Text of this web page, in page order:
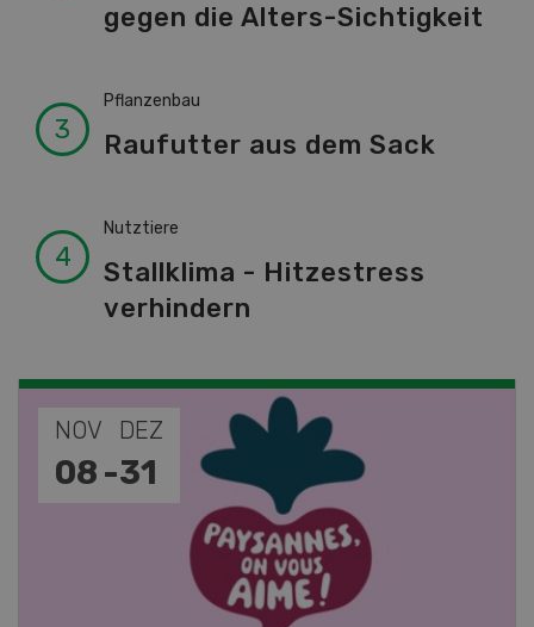
gegen die Alters-Sichtigkeit
Pflanzenbau
Raufutter aus dem Sack
Nutztiere
Stallklima - Hitzestress
verhindern
NOV
19 -
JAN
28